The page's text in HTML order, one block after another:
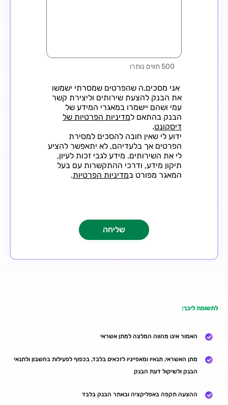
500 תווים נותרו
אני מסכים.ה שהפרטים שמסרתי ישמשו
את הבנק להצעת שירותים וליצירת קשר
עמי ושהם יישמרו במאגרי המידע של
הבנק בהתאם למדיניות הפרטיות של
דיסקונט.
ידוע לי שאין חובה להסכים למסירת
הפרטים אך בלעדיהם, לא יתאפשר להציע
לי את השירותים. מידע לגבי זכות לעיון,
תיקון מידע, ודרכי ההתקשרות עם בעל
המאגר מפורט במדיניות הפרטיות.
לתשומת ליבך:
האמור אינו מהווה המלצה למתן אשראי
מתן האשראי, תנאיו ומאפייניו לזכאים בלבד, בכפוף לפעילות בחשבון ולתנאי
הבנק ולשיקול דעת הבנק
ההצעה תקפה באפליקציה ובאתר הבנק בלבד